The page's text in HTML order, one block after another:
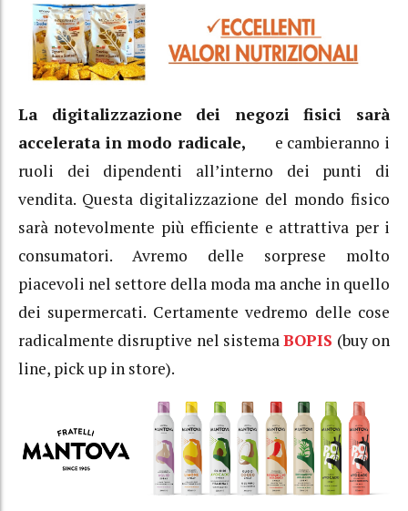
La digitalizzazione dei negozi fisici sarà
accelerata in modo radicale, e cambieranno i
ruoli dei dipendenti all’interno dei punti di
vendita. Questa digitalizzazione del mondo fisico
sarà notevolmente più efficiente e attrattiva per i
consumatori. Avremo delle sorprese molto
piacevoli nel settore della moda ma anche in quello
dei supermercati. Certamente vedremo delle cose
radicalmente disruptive nel sistemaBOPIS (buy on
line, pick up in store).